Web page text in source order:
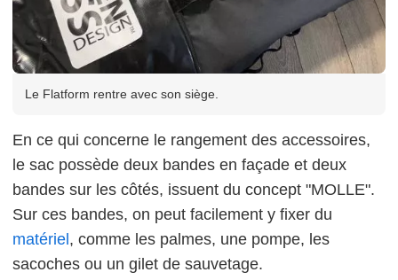
Le Flatform rentre avec son siège.
En ce qui concerne le rangement des accessoires,
le sac possède deux bandes en façade et deux
bandes sur les côtés, issuent du concept "MOLLE".
Sur ces bandes, on peut facilement y fixer du
matériel , comme les palmes, une pompe, les
sacoches ou un gilet de sauvetage.